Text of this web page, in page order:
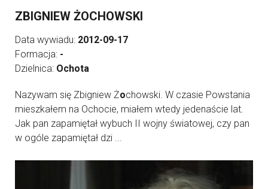
ZBIGNIEW ŻOCHOWSKI
Data wywiadu: 2012-09-17
Formacja: -
Dzielnica: Ochota
Nazywam się Zbigniew Żochowski. W czasie Powstania
mieszkałem na Ochocie, miałem wtedy jedenaście lat.
Jak pan zapamiętał wybuch II wojny światowej, czy pan
w ogóle zapamiętał dzi ...